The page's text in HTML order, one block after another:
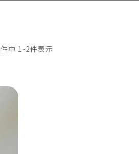
件中 1-2件表示